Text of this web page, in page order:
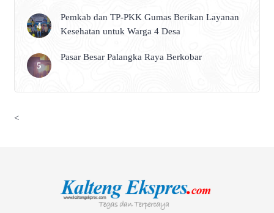
Pemkab dan TP-PKK Gumas Berikan Layanan
Kesehatan untuk Warga 4 Desa
Pasar Besar Palangka Raya Berkobar
<